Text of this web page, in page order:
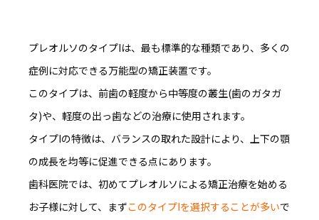
プレオルソのタイプIは、最も標準的な種類であり、多くの
症例に対応できる万能型の矯正装置です。
このタイプは、前歯の軽度から中等度の叢生(歯のガタガ
タ)や、軽度の出っ歯などの治療に使用されます。
タイプIの特徴は、 バランスの取れた設計により、上下の顎
の成長を均等に促進できる点にあります。
歯科医院では、初めてプレオルソによる矯正治療を始める
お子様に対して、まずこのタイプIを選択することが多いで